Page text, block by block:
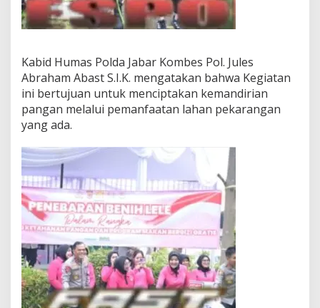
Kabid Humas Polda Jabar Kombes Pol. Jules
Abraham Abast S.I.K. mengatakan bahwa Kegiatan
ini bertujuan untuk menciptakan kemandirian
pangan melalui pemanfaatan lahan pekarangan
yang ada.